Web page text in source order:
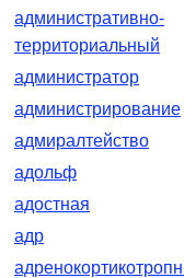
административно-
территориальный
администратор
администрирование
адмиралтейство
адольф
адостная
адр